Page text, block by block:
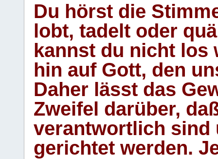
Du hörst die
lobt, tadelt oder
kannst du nicht los
hin auf Gott, den
Daher lässt das
Zweifel darüber,
verantwortlich sind
gerichtet werden.